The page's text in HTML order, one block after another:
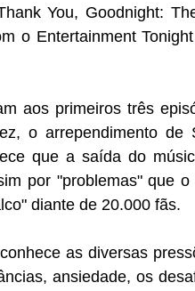
You, Goodnight:
o Entertainment
aos primeiros três
o arrependimento
que a saída do
por "problemas" que
diante de 20.000 fãs.
as diversas
ansiedade, os